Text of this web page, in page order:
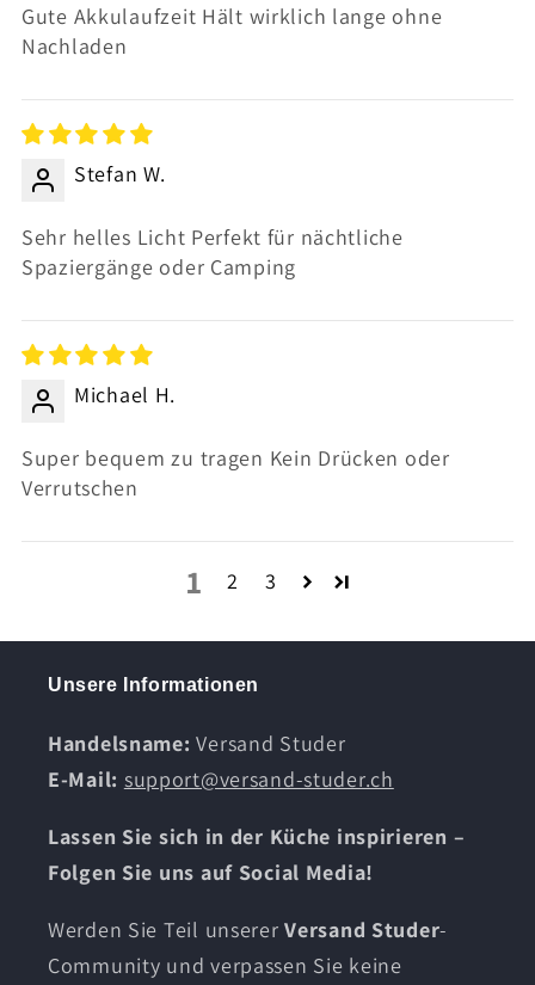
Gute Akkulaufzeit Hält wirklich lange ohne
Nachladen
Stefan W.
Sehr helles Licht Perfekt für nächtliche
Spaziergänge oder Camping
Michael H.
Super bequem zu tragen Kein Drücken oder
Verrutschen
1 2 3
Unsere Informationen
Handelsname: Versand Studer
E-Mail: support@versand-studer.ch
Lassen Sie sich in der Küche inspirieren –
Folgen Sie uns auf Social Media!
Werden Sie Teil unsererVersand Studer-
Community und verpassen Sie keine